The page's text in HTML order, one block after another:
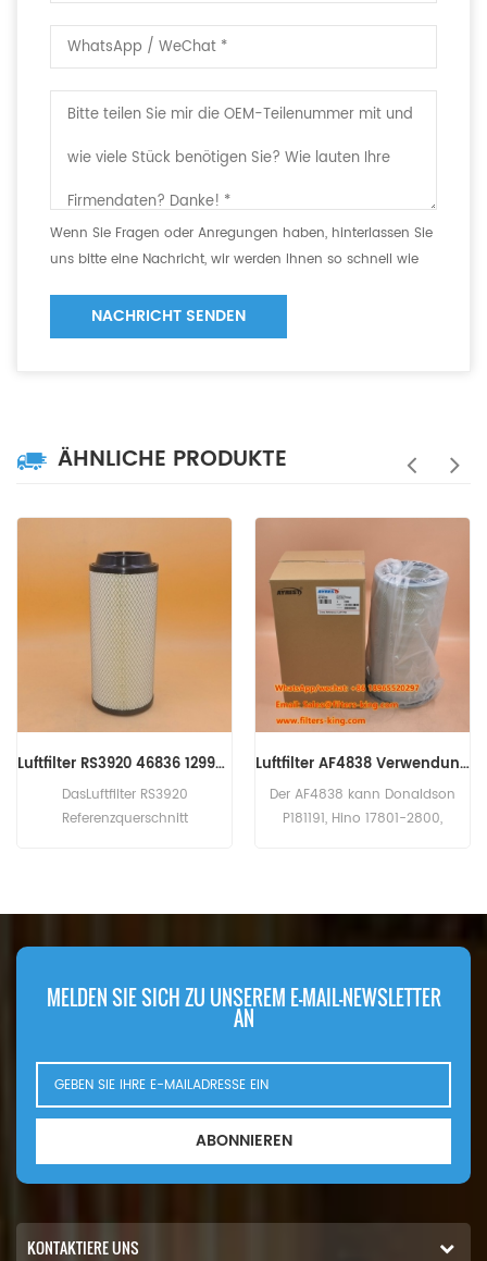
Wenn Sie Fragen oder Anregungen haben, hinterlassen Sie
uns bitte eine Nachricht, wir werden Ihnen so schnell wie
NACHRICHT SENDEN
ÄHNLICHE PRODUKTE
Luftfilter AF4838 Verwendung bei CUMMINS Engine
Der AF4838 kann Donaldson
P181191, Hino 17801-2800,
ME033603 ersetzen. Teilename:
CAT Luftfilterkit 270-7257 2707257
Das CAT Luftfilterkit 270-7257
hat ein großes und kleines
MELDEN SIE SICH ZU UNSEREM E-MAIL-NEWSLETTER
AN
ABONNIEREN
KONTAKTIERE UNS